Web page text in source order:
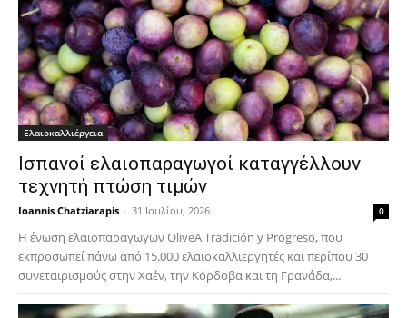
Ελαιοκαλλιέργεια
Ισπανοί ελαιοπαραγωγοί καταγγέλλουν
τεχνητή πτώση τιμών
Ioannis Chatziarapis - 31 Ιουλίου, 2026 0
Η ένωση ελαιοπαραγωγών OliveA Tradición y Progreso, που
εκπροσωπεί πάνω από 15.000 ελαιοκαλλιεργητές και περίπου 30
συνεταιρισμούς στην Χαέν, την Κόρδοβα και τη Γρανάδα,...